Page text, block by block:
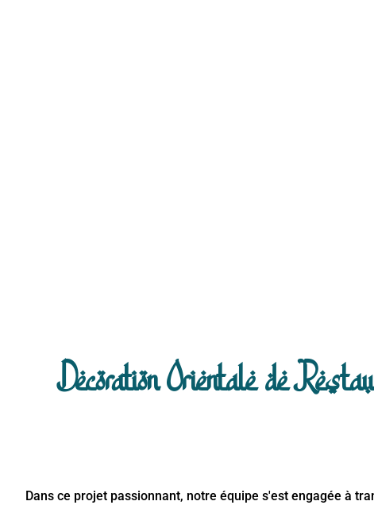
Decoration Orientale de
Dans ce projet passionnant, notre équipe s'est engagée à